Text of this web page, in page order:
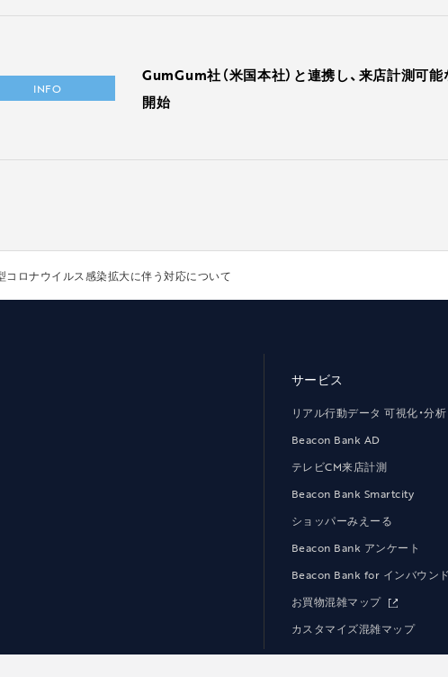
INFO
GumGum社（米国本社）と連携し、来店計測可
開始
コロナウイルス感染拡大に伴う対応について
サービス
リアル行動データ 可視化・分析
Beacon Bank AD
テレビCM来店計測
Beacon Bank Smartcity
ショッパーみえーる
Beacon Bank アンケート
Beacon Bank for インバウンド
お買物混雑マップ
カスタマイズ混雑マップ